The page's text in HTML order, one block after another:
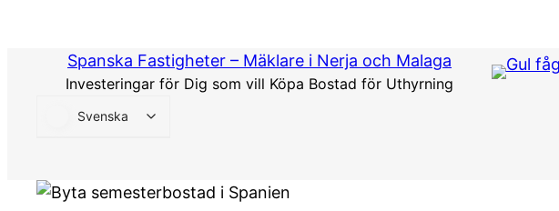
Spanska Fastigheter – Mäklare i Nerja och Malaga
Investeringar för Dig som vill Köpa Bostad för Uthyrning
Svenska